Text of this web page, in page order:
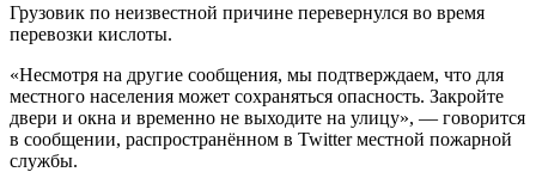
Грузовик по неизвестной причине перевернулся во время
перевозки кислоты.
«Несмотря на другие сообщения, мы подтверждаем, что для
местного населения может сохраняться опасность. Закройте
двери и окна и временно не выходите на улицу», — говорится
в сообщении, распространённом в Twitter местной пожарной
службы.